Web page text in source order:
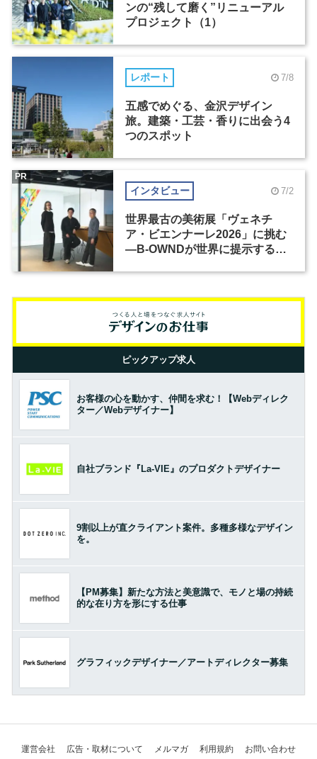
ンの“残して磨く”リニューアル
プロジェクト（1）
レポート 7/8
五感でめぐる、金沢デザイン
旅。建築・工芸・香りに出会う4
つのスポット
インタビュー 7/2
世界最古の美術展「ヴェネチ
ア・ビエンナーレ2026」に挑む
―B-OWNDが世界に提示する美
PR
ピックアップ求人
お客様の心を動かす、仲間を求む！【Webディレク
ター／Webデザイナー】
自社ブランド『La-VIE』のプロダクトデザイナー
9割以上が直クライアント案件。多種多様なデザイン
を。
【PM募集】新たな方法と美意識で、モノと場の持続
的な在り方を形にする仕事
グラフィックデザイナー／アートディレクター募集
運営会社 広告・取材について メルマガ 利用規約 お問い合わせ